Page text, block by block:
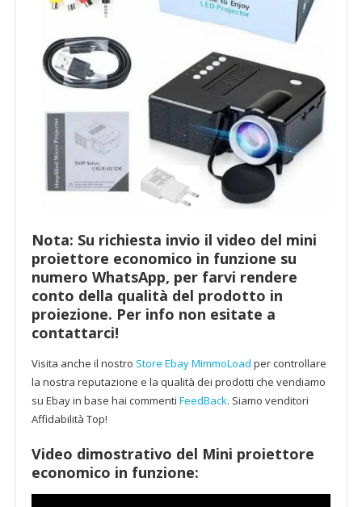
Nota: Su richiesta invio il video del mini
proiettore economico in funzione su
numero WhatsApp, per farvi rendere
conto della qualità del prodotto in
proiezione. Per info non esitate a
contattarci!
Visita anche il nostro Store Ebay MimmoLoad per controllare
la nostra reputazione e la qualità dei prodotti che vendiamo
su Ebay in base hai commenti FeedBack. Siamo venditori
Affidabilità Top!
Video dimostrativo del Mini proiettore
economico in funzione: